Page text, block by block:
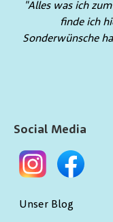
"Alles was ich
finde ich
Sonderwünsche
Social Media
Unser Blog